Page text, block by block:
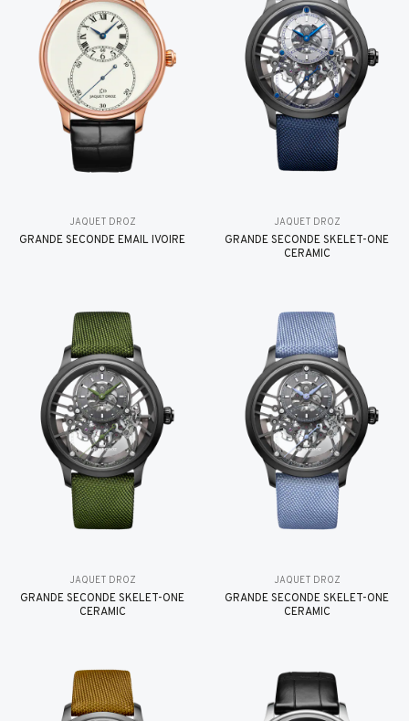
JAQUET DROZ
GRANDE SECONDE EMAIL IVOIRE
JAQUET DROZ
GRANDE SECONDE SKELET-ONE
CERAMIC
JAQUET DROZ
GRANDE SECONDE SKELET-ONE
CERAMIC
JAQUET DROZ
GRANDE SECONDE SKELET-ONE
CERAMIC